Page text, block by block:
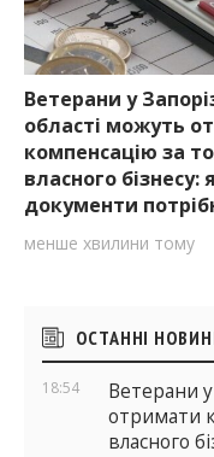
Ветерани у
області можуть
компенсацію за
власного бізнесу:
документи
менше хвилини тому
Бічні
віджети
ОСТАННІ
18:54
Ветерани у
отримати
власного